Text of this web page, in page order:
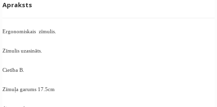
Apraksts
Ergonomiskais zīmulis.
Zīmulis uzasināts.
Cietība B.
Zīmuļa garums 17.5cm